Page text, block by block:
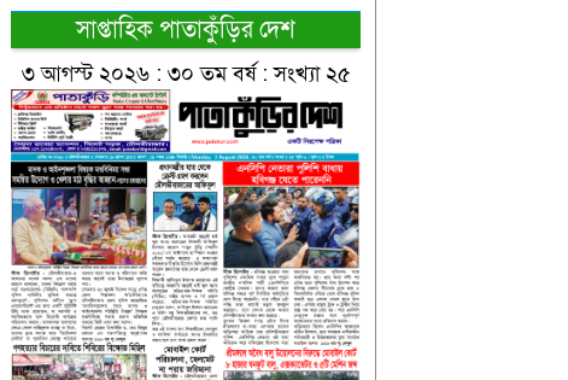
সাপ্তাহিক পাতাকুঁড়ির দেশ
৩ আগস্ট ২০২৬ : ৩০ তম বর্ষ : সংখ্যা ২৫